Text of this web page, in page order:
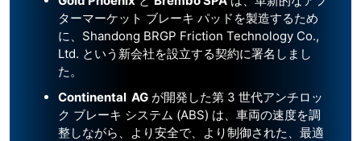
ターマーケット ブレーキ パッドを製造するため
に、Shandong BRGP Friction Technology Co.,
Ltd. という新会社を設立する契約に署名しまし
た。
Continental AG が開発した第 3 世代アンチロッ
ク ブレーキ システム (ABS) は、車両の速度を調
整しながら、より安全で、より制御された、最適